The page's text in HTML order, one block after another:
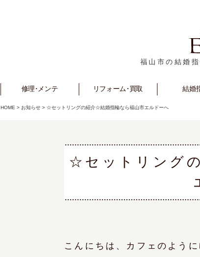
福山市の結婚
修理･メンテ
Repair リフォーム･買取
Reform 結婚
HOME > お知らせ > ☆セットリングの紹介☆結婚指輪なら福山市エルドーへ
☆セットリング
こんにちは、カフェのよう